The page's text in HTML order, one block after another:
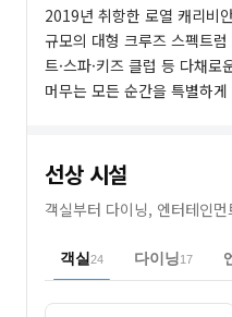
2019년 취항한 로열 캐리비
규모의 대형 크루즈 스펙트
트·스파·키즈 클럽 등 다채
머무는 모든 순간을 특별하
선상 시설
객실부터 다이닝, 엔터테인
객실 24 다이닝17